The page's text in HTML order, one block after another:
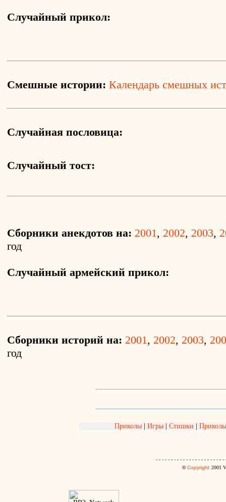
Случайный прикол:
Смешные истории: Календарь смешных
Случайная пословица:
Случайный тост:
Сборники анекдотов на: 2001, 2002, 2003,
год
Случайный армейский прикол:
Сборники историй на: 2001, 2002, 2003,
год
Приколы Игры Стишки
- - - - - - - - - - - - - - - - - - - - - -
©Copyright 2001